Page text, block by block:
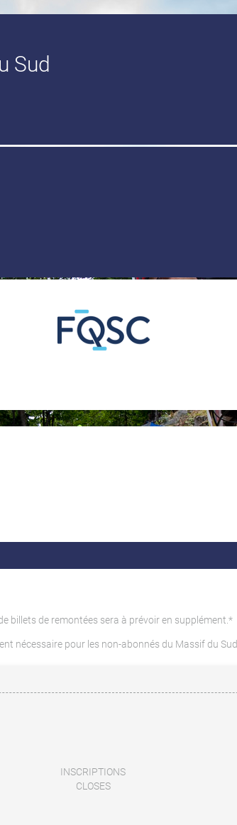
Sud
billets de remontées sera à prévoir en supplément.*
nécessaire pour les non-abonnés du Massif du Sud
INSCRIPTIONS
CLOSES